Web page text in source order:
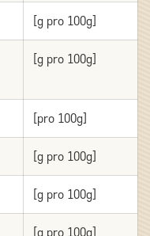
[g pro 100g]
[g pro 100g]
[pro 100g]
[g pro 100g]
[g pro 100g]
[g pro 100g]